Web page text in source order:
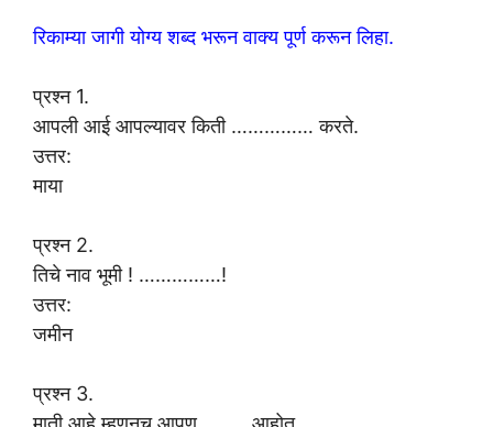
रिकाम्या जागी योग्य शब्द भरून वाक्य पूर्ण करून लिहा.
प्रश्न 1.
आपली आई आपल्यावर किती …………… करते.
उत्तर:
माया
प्रश्न 2.
तिचे नाव भूमी ! ……………!
उत्तर:
जमीन
प्रश्न 3.